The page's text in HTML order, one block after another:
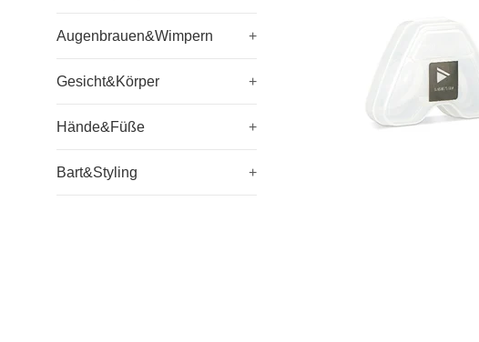
Augenbrauen&Wimpern +
Gesicht&Körper +
Hände&Füße +
Bart&Styling +